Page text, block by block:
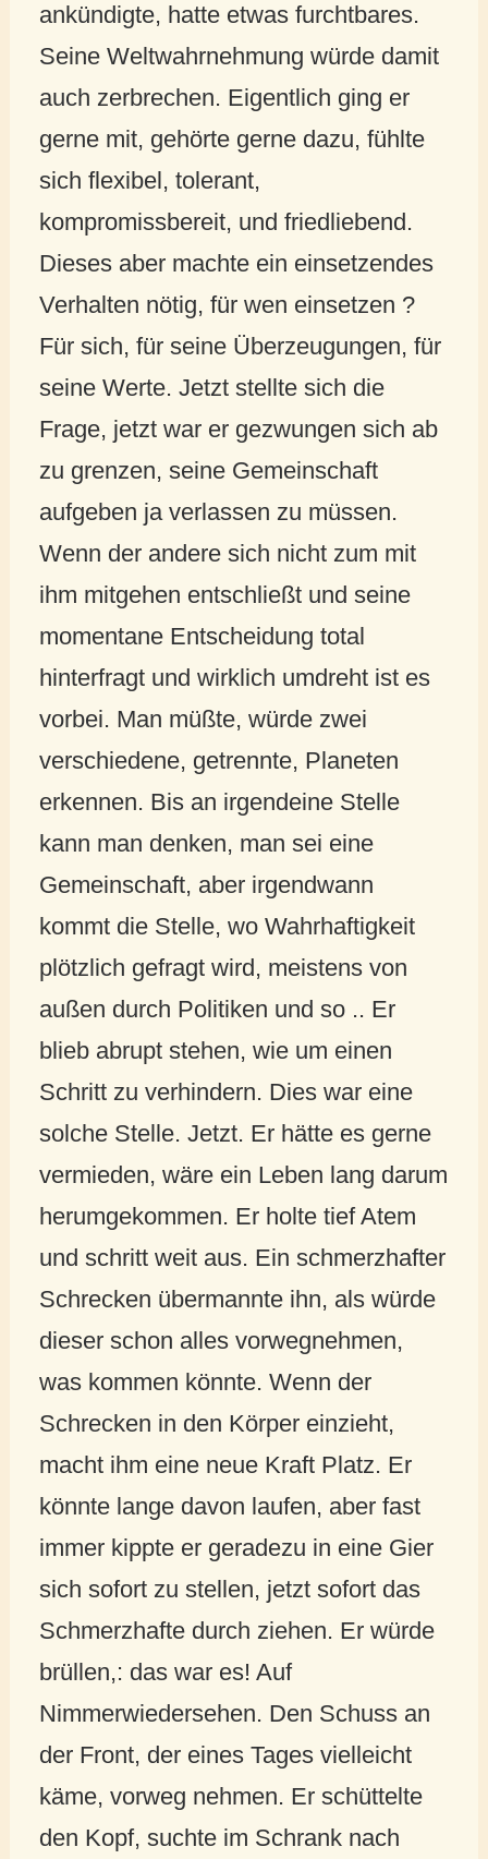
ankündigte, hatte etwas furchtbares.
Seine Weltwahrnehmung würde damit
auch zerbrechen. Eigentlich ging er
gerne mit, gehörte gerne dazu, fühlte
sich flexibel, tolerant,
kompromissbereit, und friedliebend.
Dieses aber machte ein einsetzendes
Verhalten nötig, für wen einsetzen ?
Für sich, für seine Überzeugungen, für
seine Werte. Jetzt stellte sich die
Frage, jetzt war er gezwungen sich ab
zu grenzen, seine Gemeinschaft
aufgeben ja verlassen zu müssen.
Wenn der andere sich nicht zum mit
ihm mitgehen entschließt und seine
momentane Entscheidung total
hinterfragt und wirklich umdreht ist es
vorbei. Man müßte, würde zwei
verschiedene, getrennte, Planeten
erkennen. Bis an irgendeine Stelle
kann man denken, man sei eine
Gemeinschaft, aber irgendwann
kommt die Stelle, wo Wahrhaftigkeit
plötzlich gefragt wird, meistens von
außen durch Politiken und so .. Er
blieb abrupt stehen, wie um einen
Schritt zu verhindern. Dies war eine
solche Stelle. Jetzt. Er hätte es gerne
vermieden, wäre ein Leben lang darum
herumgekommen. Er holte tief Atem
und schritt weit aus. Ein schmerzhafter
Schrecken übermannte ihn, als würde
dieser schon alles vorwegnehmen,
was kommen könnte. Wenn der
Schrecken in den Körper einzieht,
macht ihm eine neue Kraft Platz. Er
könnte lange davon laufen, aber fast
immer kippte er geradezu in eine Gier
sich sofort zu stellen, jetzt sofort das
Schmerzhafte durch ziehen. Er würde
brüllen,: das war es! Auf
Nimmerwiedersehen. Den Schuss an
der Front, der eines Tages vielleicht
käme, vorweg nehmen. Er schüttelte
den Kopf, suchte im Schrank nach